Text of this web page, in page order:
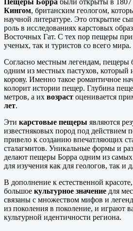
Пещеры Борра были открыты в 1807
Кингом, британским геологом,
научной литературе. Это открытие
роль в исследованиях карстовых
Восточных Гат. С тех пор пещеры
ученых, так и туристов со всего мира.
Согласно местным легендам, пещеры
одним из местных пастухов, который
корову. Именно такое романтичное
колорит истории пещер. Глубина
метров, а их возраст оценивается
лет.
Эти карстовые пещеры являются
известняковых пород под действием
привело к созданию впечатляющих
сталагмитов. Уникальные формы и
делают пещеры Борра одним из
для изучения как для геологов, так и
В дополнение к естественной
большое культурное значение для
связаны с множеством мифов и
из поколения в поколение, и играют
культурной идентичности региона.